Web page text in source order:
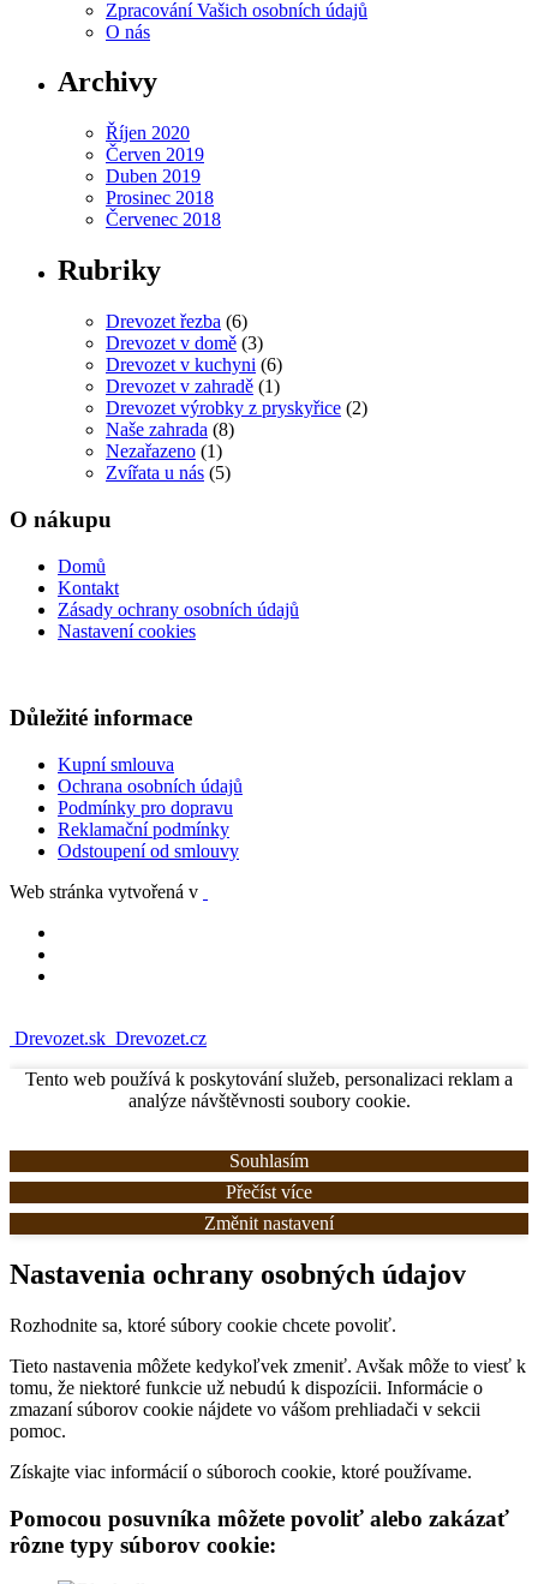
Zpracování Vašich osobních údajů
O nás
Archivy
Říjen 2020
Červen 2019
Duben 2019
Prosinec 2018
Červenec 2018
Rubriky
Drevozet řezba (6)
Drevozet v domě (3)
Drevozet v kuchyni (6)
Drevozet v zahradě (1)
Drevozet výrobky z pryskyřice (2)
Naše zahrada (8)
Nezařazeno (1)
Zvířata u nás (5)
O nákupu
Domů
Kontakt
Zásady ochrany osobních údajů
Nastavení cookies
Důležité informace
Kupní smlouva
Ochrana osobních údajů
Podmínky pro dopravu
Reklamační podmínky
Odstoupení od smlouvy
Web stránka vytvořená v
Drevozet.sk Drevozet.cz
Tento web používá k poskytování služeb, personalizaci reklam a
analýze návštěvnosti soubory cookie.
Souhlasím
Přečíst více
Změnit nastavení
Nastavenia ochrany osobných údajov
Rozhodnite sa, ktoré súbory cookie chcete povoliť.
Tieto nastavenia môžete kedykoľvek zmeniť. Avšak môže to viesť k
tomu, že niektoré funkcie už nebudú k dispozícii. Informácie o
zmazaní súborov cookie nájdete vo vášom prehliadači v sekcii
pomoc.
Získajte viac informácií o súboroch cookie, ktoré používame.
Pomocou posuvníka môžete povoliť alebo zakázať
rôzne typy súborov cookie: